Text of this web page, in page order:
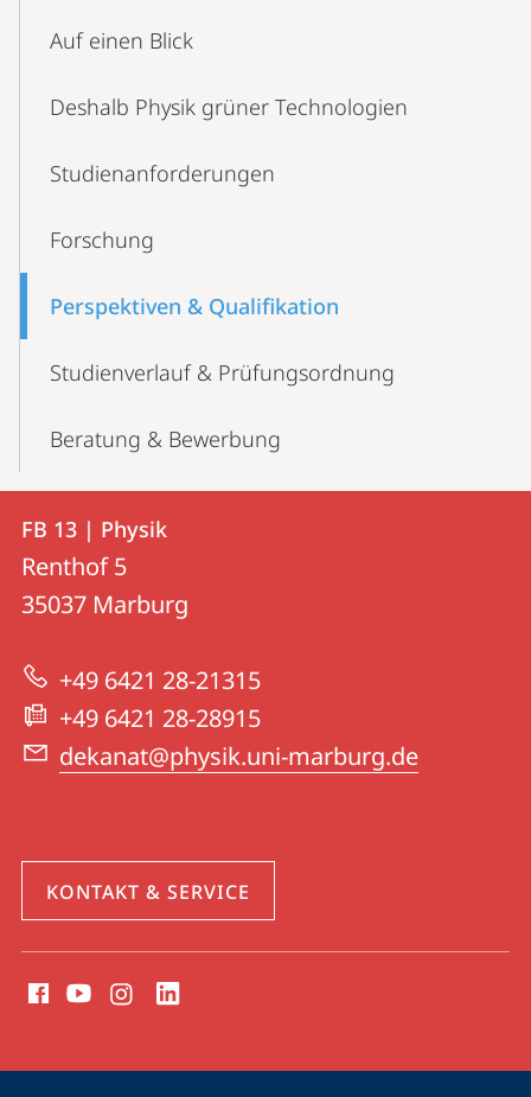
Auf einen Blick
Deshalb Physik grüner Technologien
Studienanforderungen
Forschung
Perspektiven & Qualifikation
Studienverlauf & Prüfungsordnung
Beratung & Bewerbung
Kontakt
und
Informationen
zur
Website
Kontaktinformationen
FB
13
|
Physik
FB 13 | Physik
Renthof 5
35037 Marburg
+49 6421 28-21315
+49 6421 28-28915
dekanat@physik.uni-marburg.de
KONTAKT & SERVICE
Media